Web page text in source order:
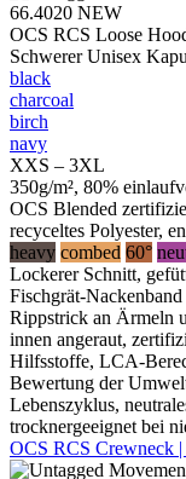
66.4020 NEW
OCS RCS Loose
Schwerer Unisex
black
charcoal
birch
navy
XXS – 3XL
350g/m², 80%
OCS Blended
recyceltes Polyester,
heavy combed 60°
Lockerer Schnitt,
Fischgrät-
Rippstrick an Ärmeln
innen angeraut,
Hilfsstoffe, LCA-
Bewertung der
Lebenszyklus,
trocknergeeignet bei
OCS RCS Crewneck